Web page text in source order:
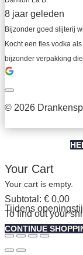
8 jaar geleden
Bijzonder goed slijterij
Kocht een fles vodka
bijzonder verpakking
© 2026
Your Cart
Your cart is empty.
Subtotal: € 0,00
To find out your
CONTINUE
Tijdens